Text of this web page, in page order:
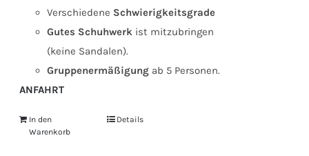
Verschiedene Schwierigkeitsgrade
Gutes Schuhwerk ist mitzubringen
(keine Sandalen).
Gruppenermäßigung ab 5 Personen.
ANFAHRT
In den
Warenkorb
Details